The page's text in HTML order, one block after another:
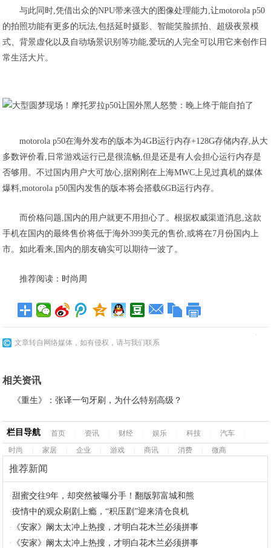
与此同时,凭借出众的NPU带来强大的图像处理能力,让motorola p50
的拍照功能有更多的玩法,包括延时摄影、智能笑脸抓拍、超级夜景模
式、背景虚化以及自动场景识别等功能,爱玩的人完全可以用它来创作日
常生活大片。
motorola p50在海外发布的版本为4GB运行内存+128G存储内存,从大
多数评价看,日常游戏运行已是很流畅,但是还是有人会担心运行内存是
否够用。不过国内用户大可放心,据刚刚在上海MWC上见过真机的媒体
爆料,motorola p50国内发售的版本将会搭载6GB运行内存。
而价格问题,国内的用户就更不用担心了。根据权威渠道消息,这款
手机在国内的最终售价将低于海外399美元的售价,或将在7月份国内上
市。如此看来,国内的朋友确实可以期待一波了。
推荐阅读： 时尚周
文章转自网络媒体，如有侵权，请与我们联系
相关资讯
《重生》：张译一句牙刷，为什么特别高级？
栏目导航 首页 资讯 财经 娱乐 科技 汽车
时尚
家居 企业 游戏 商讯 消费 微商
推荐新闻
·甜蜜交往9年，却突然被曝分手！翻版郭富城和熊
·疫情中的观众刷剧上瘾，“积压剧”迎来清仓良机
·
《安家》阚太太冲上热搜，才明白花木兰必须拼事
·
《安家》阚太太冲上热搜，才明白花木兰必须拼事